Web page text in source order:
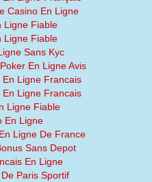
Casino En Ligne
Ligne Fiable
Ligne Fiable
Sans Kyc
En Ligne Avis
Ligne Francais
Ligne Francais
Ligne Fiable
En Ligne
Ligne De France
Sans Depot
En Ligne
Paris Sportif